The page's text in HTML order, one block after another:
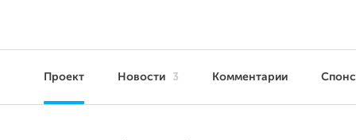
Проект Новости 3 Комментарии